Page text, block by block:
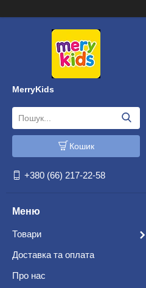
MerryKids
Кошик
+380 (66) 217-22-58
Товари
Доставка та оплата
Про нас